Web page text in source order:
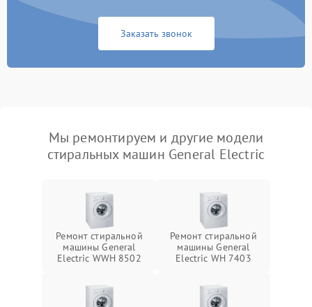
Заказать звонок
Мы ремонтируем и другие модели
стиральных машин General Electric
Ремонт стиральной
машины General
Electric WWH 8502
Ремонт стиральной
машины General
Electric WH 7403